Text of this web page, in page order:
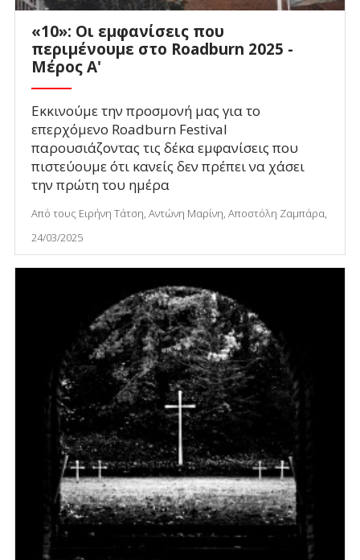
«10»: Οι εμφανίσεις που
περιμένουμε στο Roadburn 2025 -
Μέρος Α'
Εκκινούμε την προσμονή μας για το
επερχόμενο Roadburn Festival
παρουσιάζοντας τις δέκα εμφανίσεις που
πιστεύουμε ότι κανείς δεν πρέπει να χάσει
την πρώτη του ημέρα
Από τους Ειρήνη Τάτση, Αντώνη Μαρίνη, Αποστόλη Ζαμπάρα,
24/03/2025